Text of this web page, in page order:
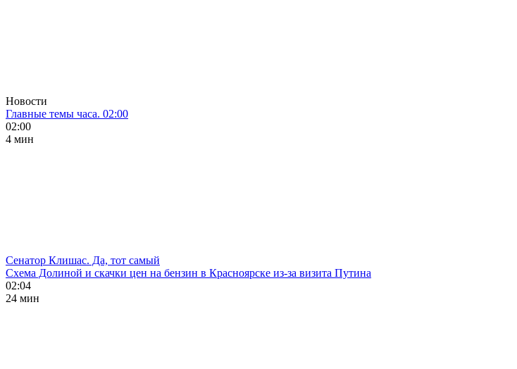
Новости
Главные темы часа. 02:00
02:00
4 мин
Сенатор Клишас. Да, тот самый
Схема Долиной и скачки цен на бензин в Красноярске из-за визита Путина
02:04
24 мин